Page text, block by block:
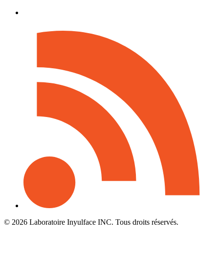
© 2026 Laboratoire Inyulface INC. Tous droits réservés.